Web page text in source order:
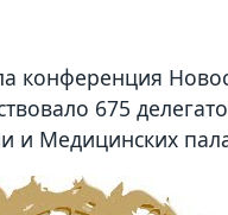
675
и Медицинских